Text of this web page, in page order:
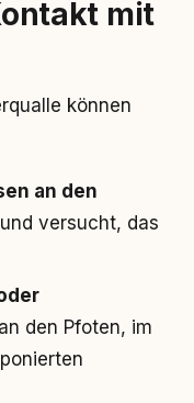
mit
können
an den
versucht, das
den Pfoten, im